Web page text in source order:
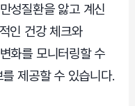
성질환을 앓고 계신
인 건강 체크와
화를 모니터링할 수
제공할 수 있습니다.